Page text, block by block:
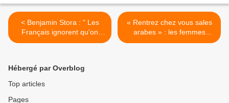
< Benjamin Stora : " Les
Français ignorent qu'on
décapitait les Algériens
« Rentrez chez vous sales
arabes » : les femmes
voilées poignardées
Hébergé par Overblog
Top articles
Pages